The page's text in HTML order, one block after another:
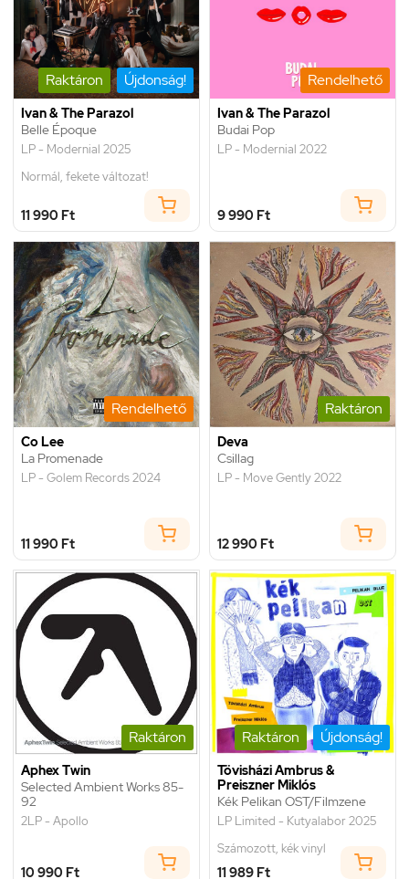
Raktáron Újdonság!
Ivan & The Parazol
Belle Époque
LP - Modernial 2025
Normál, fekete változat!
11 990 Ft
Rendelhető
Ivan & The Parazol
Budai Pop
LP - Modernial 2022
9 990 Ft
Rendelhető
Co Lee
La Promenade
LP - Golem Records 2024
11 990 Ft
Raktáron
Deva
Csillag
LP - Move Gently 2022
12 990 Ft
Raktáron
Aphex Twin
Selected Ambient Works 85-
92
2LP - Apollo
10 990 Ft
Raktáron Újdonság!
Tövisházi Ambrus &
Preiszner Miklós
Kék Pelikan OST/Filmzene
LP Limited - Kutyalabor 2025
Számozott, kék vinyl
11 989 Ft